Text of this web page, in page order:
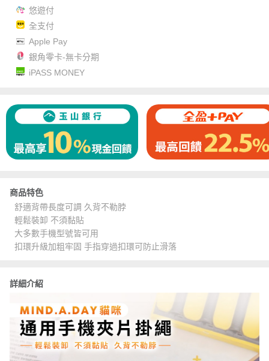
悠遊付
全支付
Apple Pay
銀角零卡-無卡分期
iPASS MONEY
商品特色
舒適背帶長度可調 久背不勒脖
輕鬆裝卸 不須黏貼
大多數手機型號皆可用
扣環升級加粗牢固 手指穿過扣環可防止滑落
詳細介紹